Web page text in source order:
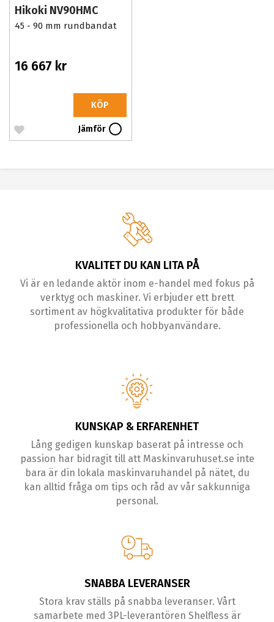
Hikoki NV90HMC
45 - 90 mm rundbandat
16 667 kr
KÖP
Jämför
KVALITET DU KAN LITA PÅ
Vi är en ledande aktör inom e-handel med fokus på
verktyg och maskiner. Vi erbjuder ett brett
sortiment av högkvalitativa produkter för både
professionella och hobbyanvändare.
KUNSKAP & ERFARENHET
Lång gedigen kunskap baserat på intresse och
passion har bidragit till att Maskinvaruhuset.se inte
bara är din lokala maskinvaruhandel på nätet, du
kan alltid fråga om tips och råd av vår sakkunniga
personal.
SNABBA LEVERANSER
Stora krav ställs på snabba leveranser. Vårt
samarbete med 3PL-leverantören Shelfless är